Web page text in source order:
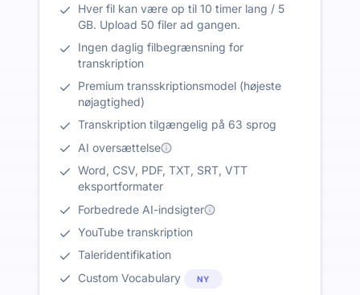
Hver fil kan være op til 10 timer lang / 5
GB. Upload 50 filer ad gangen.
Ingen daglig filbegrænsning for
transkription
Premium transskriptionsmodel (højeste
nøjagtighed)
Transkription tilgængelig på 63 sprog
AI oversættelse
Word, CSV, PDF, TXT, SRT, VTT
eksportformater
Forbedrede AI-indsigter
YouTube transkription
Taleridentifikation
Custom Vocabulary
NY